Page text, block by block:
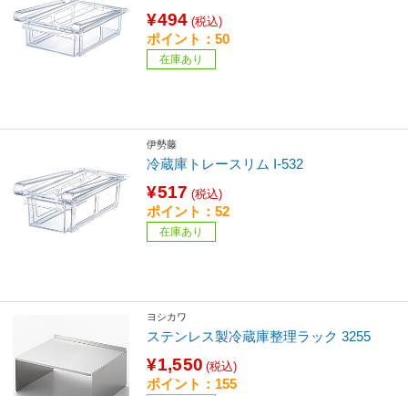
¥494 (税込)
ポイント：50
在庫あり
伊勢藤
冷蔵庫トレースリム I-532
¥517 (税込)
ポイント：52
在庫あり
ヨシカワ
ステンレス製冷蔵庫整理ラック 3255
¥1,550 (税込)
ポイント：155